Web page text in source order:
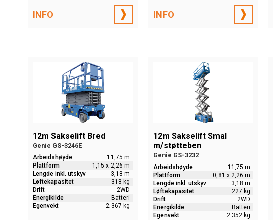
INFO INFO
12m Sakselift Bred
Genie GS-3246E
Arbeidshøyde
11,75 m
Plattform
1,15 x 2,26 m
Lengde inkl. utskyv
3,18 m
Løftekapasitet
318 kg
Drift
2WD
Energikilde
Batteri
Egenvekt
2 367 kg
12m Sakselift Smal
m/støtteben
Genie GS-3232
Arbeidshøyde
11,75 m
Plattform
0,81 x 2,26 m
Lengde inkl. utskyv
3,18 m
Løftekapasitet
227 kg
Drift
2WD
Energikilde
Batteri
Egenvekt
2 352 kg